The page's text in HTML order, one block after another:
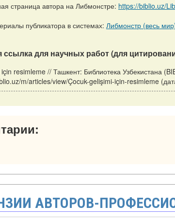
страница автора на Либмонстре: https://biblio.uz/
публикатора в системах: Либмонстр (весь
ссылка для научных работ (для
resimleme // Ташкент: Библиотека Узбекистана
m/articles/view/Çocuk-gelişimi-için-resimleme
АВТОРОВ-